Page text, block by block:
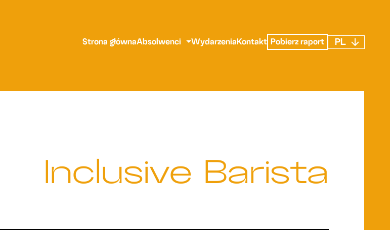
Strona głównaAbsolwenci WydarzeniaKontakt Pobierz raport PL
Inclusive Barista